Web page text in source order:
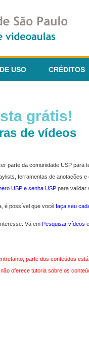
USO CRÉDITOS
grátis!
de vídeos
parte da comunidade USP
ferramentas de
USP e senha USP para validar
é possível que você faça seu
Vá em Pesquisar vídeos
parte dos conteúdos
oferece tutoria sobre os